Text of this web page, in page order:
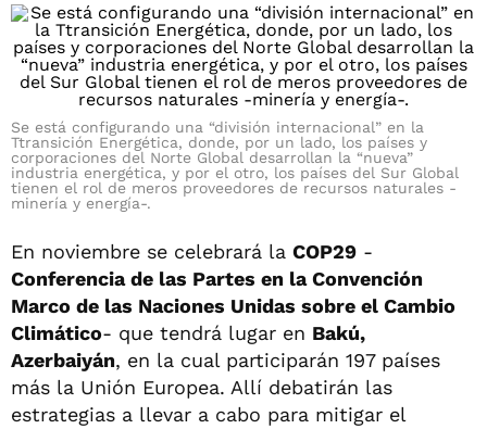
Se está configurando una “división internacional” en la
Ttransición Energética, donde, por un lado, los países y
corporaciones del Norte Global desarrollan la “nueva”
industria energética, y por el otro, los países del Sur Global
tienen el rol de meros proveedores de recursos naturales -
minería y energía-.
En noviembre se celebrará la COP29 -
Conferencia de las Partes en la Convención
Marco de las Naciones Unidas sobre el Cambio
Climático- que tendrá lugar en Bakú,
Azerbaiyán, en la cual participarán 197 países
más la Unión Europea. Allí debatirán las
estrategias a llevar a cabo para mitigar el